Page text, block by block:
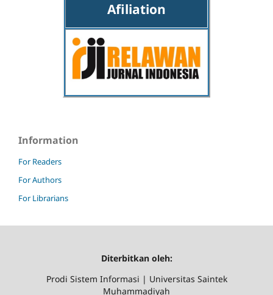
Afiliation
Information
For Readers
For Authors
For Librarians
Diterbitkan oleh:
Prodi Sistem Informasi | Universitas Saintek
Muhammadiyah